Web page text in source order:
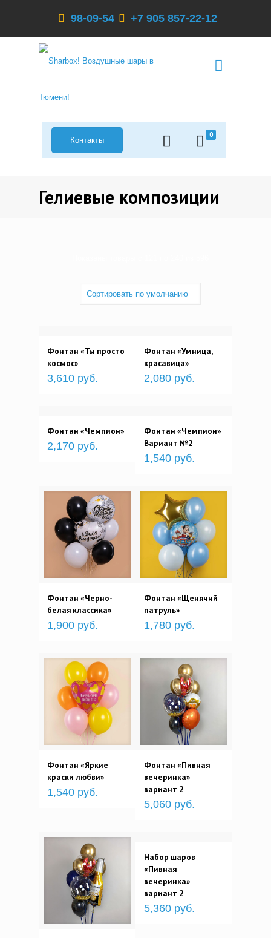
98-09-54 +7 905 857-22-12
0
Контакты
Гелиевые композиции
Фонтан «Ты просто
космос»
3,610 руб.
Фонтан «Умница,
красавица»
2,080 руб.
Фонтан «Чемпион»
2,170 руб.
Фонтан «Чемпион»
Вариант №2
1,540 руб.
Фонтан «Черно-
белая классика»
1,900 руб.
Фонтан «Щенячий
патруль»
1,780 руб.
Фонтан «Яркие
краски любви»
1,540 руб.
Фонтан «Пивная
вечеринка»
вариант 2
5,060 руб.
Набор шаров
«Пивная
вечеринка»
вариант 2
5,360 руб.